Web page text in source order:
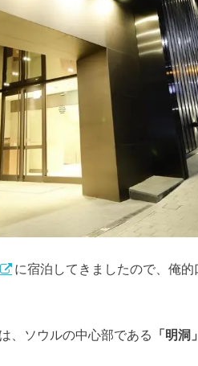
に宿泊してきましたので、俺
、ソウルの中心部である 「明洞」